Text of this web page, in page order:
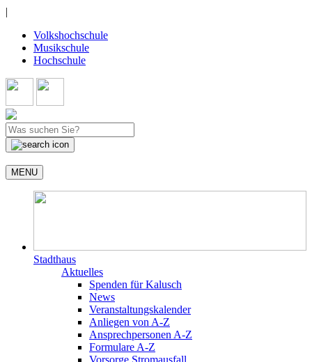
|
Volkshochschule
Musikschule
Hochschule
MENU
Stadthaus
Aktuelles
Spenden für Kalusch
News
Veranstaltungskalender
Anliegen von A-Z
Ansprechpersonen A-Z
Formulare A-Z
Vorsorge Stromausfall